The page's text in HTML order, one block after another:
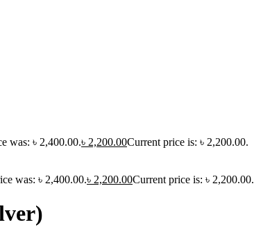
was: ৳ 2,400.00.৳ 2,200.00Current price is: ৳ 2,200.00.
was: ৳ 2,400.00.৳ 2,200.00Current price is: ৳ 2,200.00.